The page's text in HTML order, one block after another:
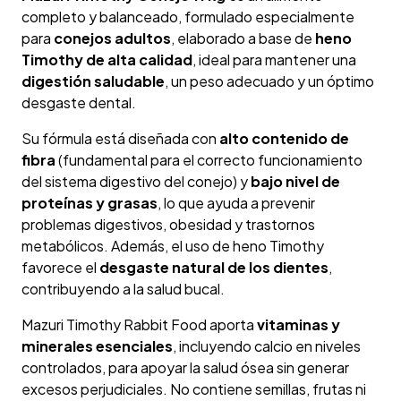
completo y balanceado, formulado especialmente
para conejos adultos, elaborado a base de heno
Timothy de alta calidad, ideal para mantener una
digestión saludable, un peso adecuado y un óptimo
desgaste dental.
Su fórmula está diseñada con alto contenido de
fibra(fundamental para el correcto funcionamiento
del sistema digestivo del conejo) ybajo nivel de
proteínas y grasas, lo que ayuda a prevenir
problemas digestivos, obesidad y trastornos
metabólicos. Además, el uso de heno Timothy
favorece el desgaste natural de los dientes,
contribuyendo a la salud bucal.
Mazuri Timothy Rabbit Food aportavitaminas y
minerales esenciales, incluyendo calcio en niveles
controlados, para apoyar la salud ósea sin generar
excesos perjudiciales. No contiene semillas, frutas ni